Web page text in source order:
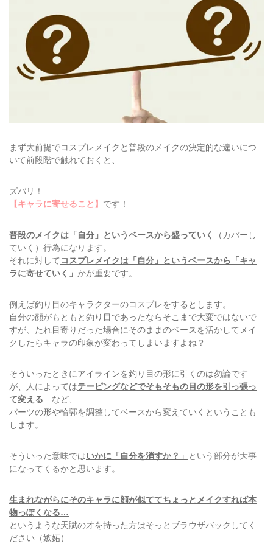
まず大前提でコスプレメイクと普段のメイクの決定的な違いにつ
いて前段階で触れておくと、
ズバリ！
【キャラに寄せること】 です！
普段のメイクは「自分」というベースから盛っていく
（カバーし
ていく）行為になります。
それに対して コスプレメイクは「自分」というベースから「キャ
ラに寄せていく」 かが重要です。
例えば釣り目のキャラクターのコスプレをするとします。
自分の顔がもともと釣り目であったならそこまで大変ではないで
すが、たれ目寄りだった場合にそのままのベースを活かしてメイ
クしたらキャラの印象が変わってしまいますよね？
そういったときにアイラインを釣り目の形に引くのは勿論です
が、人によってはテーピングなどでそもそもの目の形を引っ張っ
て変える…など、
パーツの形や輪郭を調整してベースから変えていくということも
します。
そういった意味ではいかに「自分を消すか？」 という部分が大事
になってくるかと思います。
生まれながらにそのキャラに顔が似ててちょっとメイクすれば本
物っぽくなる…
というような天賦の才を持った方はそっとブラウザバックしてく
ださい（嫉妬）